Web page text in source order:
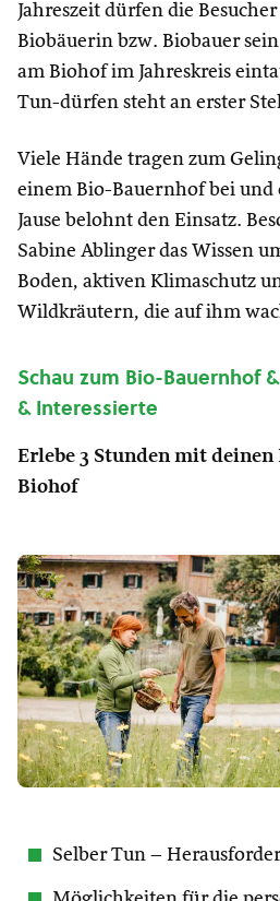
Jahreszeit dürfen die
Biobäuerin bzw. Biobauer
am Biohof im Jahreskreis
Tun-dürfen steht an erster
Viele Hände tragen zum
einem Bio-Bauernhof bei und
Jause belohnt den Einsatz.
Sabine Ablinger das Wissen
Boden, aktiven Klimaschutz
Wildkräutern, die auf ihm
Schau zum Bio-Bauernhof
& Interessierte
Erlebe 3 Stunden mit deinen
Biohof
Selber Tun –